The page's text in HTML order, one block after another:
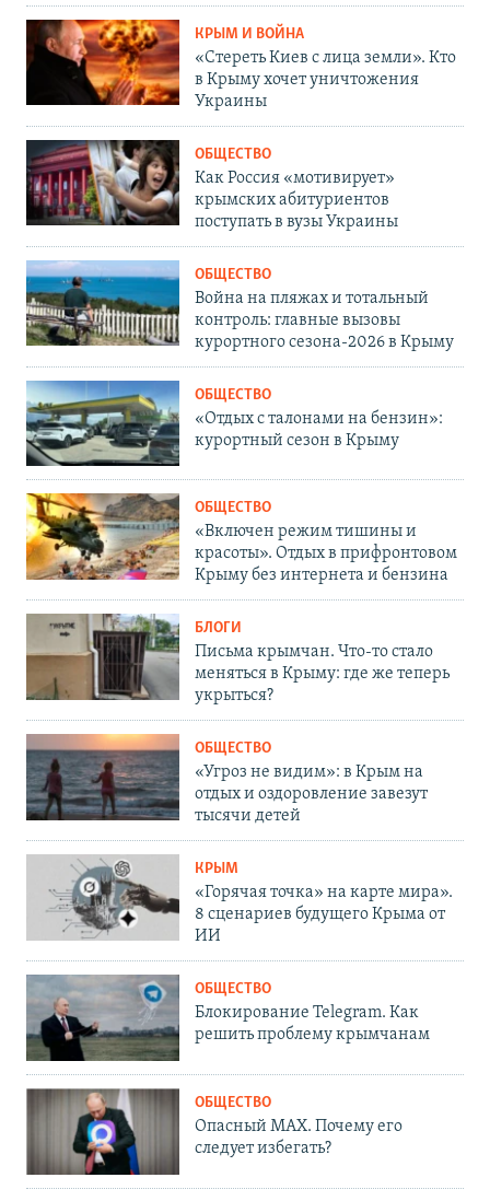
КРЫМ И ВОЙНА
«Стереть Киев с лица земли». Кто
в Крыму хочет уничтожения
Украины
ОБЩЕСТВО
Как Россия «мотивирует»
крымских абитуриентов
поступать в вузы Украины
ОБЩЕСТВО
Война на пляжах и тотальный
контроль: главные вызовы
курортного сезона-2026 в Крыму
ОБЩЕСТВО
«Отдых с талонами на бензин»:
курортный сезон в Крыму
ОБЩЕСТВО
«Включен режим тишины и
красоты». Отдых в прифронтовом
Крыму без интернета и бензина
БЛОГИ
Письма крымчан. Что-то стало
меняться в Крыму: где же теперь
укрыться?
ОБЩЕСТВО
«Угроз не видим»: в Крым на
отдых и оздоровление завезут
тысячи детей
КРЫМ
«Горячая точка» на карте мира».
8 сценариев будущего Крыма от
ИИ
ОБЩЕСТВО
Блокирование Telegram. Как
решить проблему крымчанам
ОБЩЕСТВО
Опасный MAX. Почему его
следует избегать?